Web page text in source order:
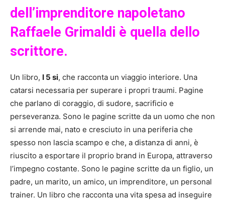
dell’imprenditore napoletano
Raffaele Grimaldi è quella dello
scrittore.
Un libro, I 5 si, che racconta un viaggio interiore. Una
catarsi necessaria per superare i propri traumi. Pagine
che parlano di coraggio, di sudore, sacrificio e
perseveranza. Sono le pagine scritte da un uomo che non
si arrende mai, nato e cresciuto in una periferia che
spesso non lascia scampo e che, a distanza di anni, è
riuscito a esportare il proprio brand in Europa, attraverso
l’impegno costante. Sono le pagine scritte da un figlio, un
padre, un marito, un amico, un imprenditore, un personal
trainer. Un libro che racconta una vita spesa ad inseguire